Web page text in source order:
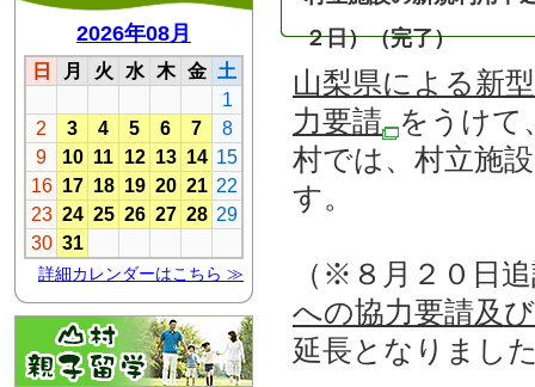
２日）（完了）
山梨県による新
力要請
をうけて
村では、村立施
す。
（※８月２０日
への協力要請及
延長となりまし